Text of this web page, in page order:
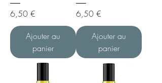
Prix
6,50 €
Ajouter au
panier
Prix
6,50 €
Ajouter au
panier